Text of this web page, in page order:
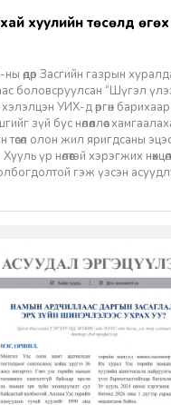
өдөр Засгийн газрын
боловсруулсан “Шүгэл
хэлэлцэн УИХ-д өргөн
зүй бус нөлөөллөөс
олон жил яригдсаны
үр нөлөөтэй хэрэгжих
гэж үзсэн